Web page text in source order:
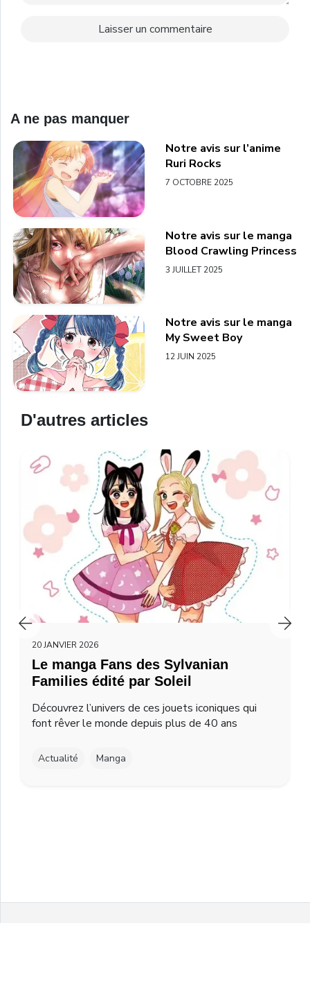
A ne pas manquer
Notre avis sur l’anime
Ruri Rocks
7 OCTOBRE 2025
Notre avis sur le manga
Blood Crawling Princess
3 JUILLET 2025
Notre avis sur le manga
My Sweet Boy
12 JUIN 2025
D'autres articles
20 JANVIER 2026
Le manga Fans des Sylvanian
Families édité par Soleil
Découvrez l’univers de ces jouets iconiques qui
font rêver le monde depuis plus de 40 ans
Actualité Manga